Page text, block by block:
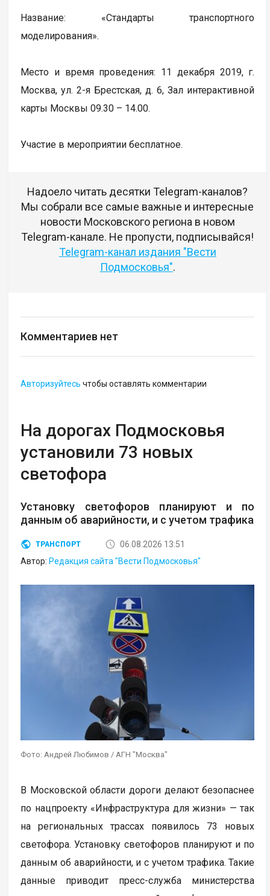
Название: «Стандарты транспортного
моделирования».
Место и время проведения: 11 декабря 2019, г.
Москва, ул. 2-я Брестская, д. 6, Зал интерактивной
карты Москвы 09.30 – 14.00.
Участие в мероприятии бесплатное.
Надоело читать десятки Telegram-каналов?
Мы собрали все самые важные и интересные
новости Московского региона в новом
Telegram-канале. Не пропусти, подписывайся!
Telegram-канал издания "Вести
Подмосковья".
Комментариев нет
Авторизуйтесь чтобы оставлять комментарии
На дорогах Подмосковья
установили 73 новых
светофора
Установку светофоров планируют и по
данным об аварийности, и с учетом трафика
ТРАНСПОРТ
06.08.2026 13:51
Автор: Редакция сайта "Вести Подмосковья"
Фото: Андрей Любимов / АГН "Москва"
В Московской области дороги делают безопаснее
по нацпроекту «Инфраструктура для жизни» — так
на региональных трассах появилось 73 новых
светофора. Установку светофоров планируют и по
данным об аварийности, и с учетом трафика. Такие
данные приводит пресс-служба министерства